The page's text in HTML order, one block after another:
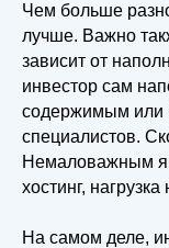
Чем больше
лучше. Важно
зависит от
инвестор сам
содержимым или
специалистов.
Немаловажным
хостинг,
На самом деле,